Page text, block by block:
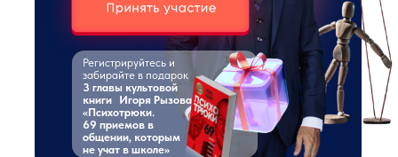
Регистрируйтесь и
забирайте в подарок
3 главы культовой
книги Игоря Рызова
«Психотрюки.
69 приемов в
общении, которым
не учат в школе»